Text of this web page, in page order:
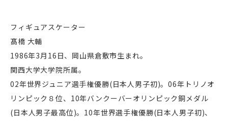
フィギュアスケーター
髙橋 大輔
1986年3月16日、岡山県倉敷市生まれ。
関西大学大学院所属。
02年世界ジュニア選手権優勝(日本人男子初)。06年トリノオ
リンピック８位、10年バンクーバーオリンピック銅メダル
(日本人男子最高位)。10年世界選手権優勝(日本人男子初)、